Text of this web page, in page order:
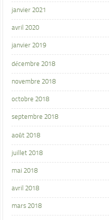
janvier 2021
avril 2020
janvier 2019
décembre 2018
novembre 2018
octobre 2018
septembre 2018
août 2018
juillet 2018
mai 2018
avril 2018
mars 2018